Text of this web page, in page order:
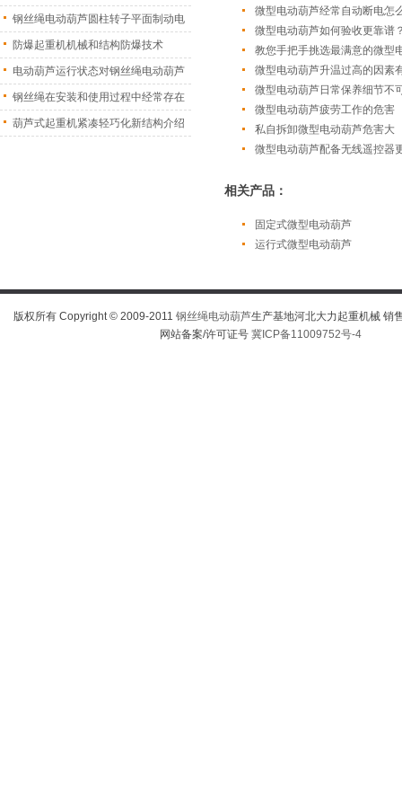
微型电动葫芦经常自动断电怎
微型电动葫芦如何验收更靠谱
教您手把手挑选最满意的微型
微型电动葫芦升温过高的因素
微型电动葫芦日常保养细节不
微型电动葫芦疲劳工作的危害
私自拆卸微型电动葫芦危害大
微型电动葫芦配备无线遥控器
相关产品：
固定式微型电动葫芦
运行式微型电动葫芦
葫 钢丝绳电动葫芦圆柱转子平面制动电
机
防爆起重机机械和结构防爆技术
电动葫芦运行状态对钢丝绳电动葫芦
振 钢丝绳在安装和使用过程中经常存在
的 葫芦式起重机紧凑轻巧化新结构介绍
版权所有 Copyright © 2009-2011 钢丝绳电动葫芦生产基地河北大力起重机械 销
网站备案/许可证号 冀ICP备11009752号-4